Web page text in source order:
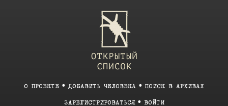
О ПРОЕКТЕ ДОБАВИТЬ ЧЕЛОВЕКА ПОИСК В АРХИВАХ
ЗАРЕГИСТРИРОВАТЬСЯ ВОЙТИ